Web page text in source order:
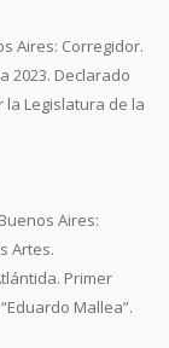
Aires: Corregidor.
2023. Declarado
la Legislatura de la
Aires:
Artes.
Primer
Mallea”.